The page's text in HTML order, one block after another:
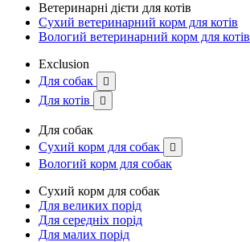
Ветеринарні дієти для котів
Сухий ветеринарний корм для котів
Вологий ветеринарний корм для котів
Exclusion
Для собак

Для котів 
Для собак
Сухий корм для собак

Вологий корм для собак
Сухий корм для собак
Для великих порід
Для середніх порід
Для малих порід